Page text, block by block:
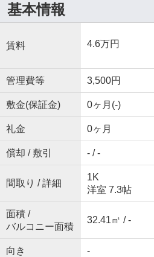
基本情報
賃料 4.6万円
管理費等 3,500円
敷金(保証金) 0ヶ月(-)
礼金 0ヶ月
償却 / 敷引 - / -
間取り / 詳細
1K
洋室 7.3帖
面積 /
バルコニー面積
32.41㎡ / -
向き -